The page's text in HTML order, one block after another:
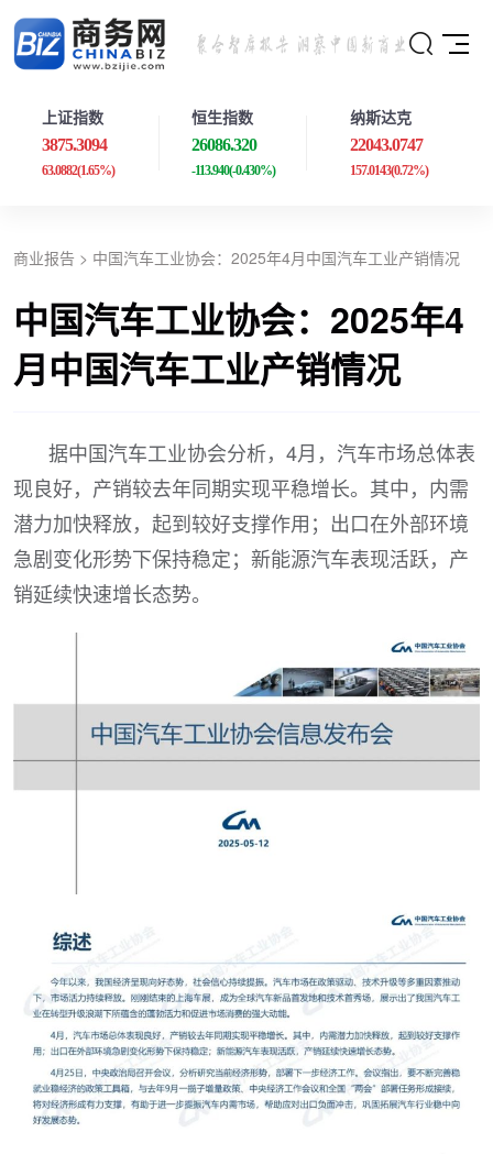
上证指数
3875.3094
63.0882(1.65%)
恒生指数
26086.320
-113.940(-0.430%)
纳斯达克
22043.0747
157.0143(0.72%)
商业报告 > 中国汽车工业协会：2025年4月中国汽车工业产销情况
中国汽车工业协会：2025年4
月中国汽车工业产销情况
据中国汽车工业协会分析，4月，汽车市场总体表
现良好，产销较去年同期实现平稳增长。其中，内需
潜力加快释放，起到较好支撑作用；出口在外部环境
急剧变化形势下保持稳定；新能源汽车表现活跃，产
销延续快速增长态势。